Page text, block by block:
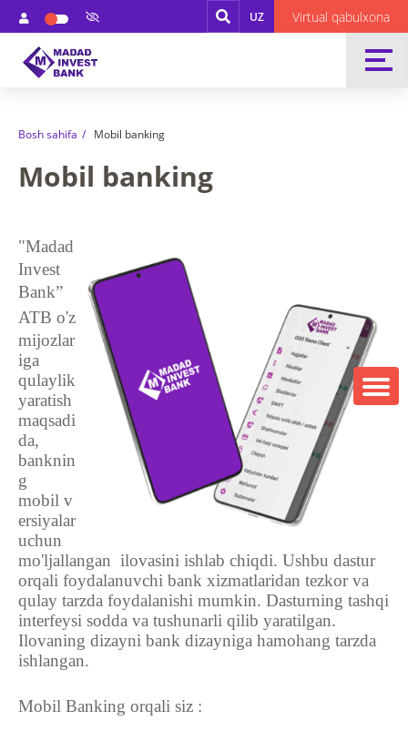
UZ Virtual qabulxona
Bosh sahifa Mobil banking
Mobil banking
"Madad
Invest
Bank”
ATB o'z
mijozlar
iga
qulaylik
yaratish
maqsadi
da,
banknin
g
mobil v
ersiyalar
uchun
mo'ljallangan ilovasini ishlab chiqdi. Ushbu dastur
orqali foydalanuvchi bank xizmatlaridan tezkor va
qulay tarzda foydalanishi mumkin. Dasturning tashqi
interfeysi sodda va tushunarli qilib yaratilgan.
Ilovaning dizayni bank dizayniga hamohang tarzda
ishlangan.
Mobil Banking orqali siz :